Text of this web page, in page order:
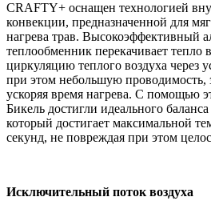
CRAFTY+ оснащен технологией
конвекции, предназначенной для
нагрева трав. Высокоэффективный
теплообменник перекачивает тепло
циркуляцию теплого воздуха через
при этом небольшую проводимость,
ускоряя время нагрева. С помощью
Бикель достигли идеального
который достигает максимальной
секунд, не повреждая при этом
Исключительный поток воздуха